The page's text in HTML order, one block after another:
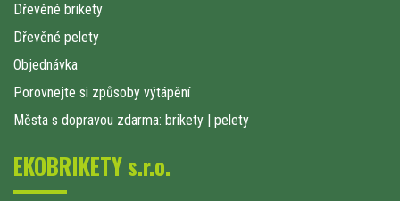
Dřevěné brikety
Dřevěné pelety
Objednávka
Porovnejte si způsoby výtápění
Města s dopravou zdarma: brikety | pelety
EKOBRIKETY s.r.o.